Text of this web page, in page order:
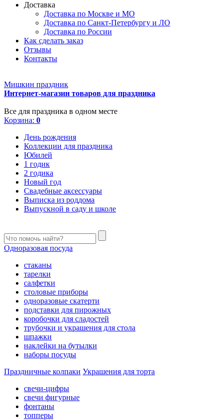
Доставка
Доставка по Москве и МО
Доставка по Санкт-Петербургу и ЛО
Доставка по России
Как сделать заказ
Отзывы
Контакты
Мишкин праздник
Интернет-магазин товаров для праздника
Все для праздника в одном месте
Корзина: 0
День рождения
Коллекции для праздника
Юбилей
1 годик
2 годика
Новый год
Свадебные аксессуары
Выписка из роддома
Выпускной в саду и школе
Одноразовая посуда
стаканы
тарелки
салфетки
столовые приборы
одноразовые скатерти
подставки для пирожных
коробочки для сладостей
трубочки и украшения для стола
шпажки
наклейки на бутылки
наборы посуды
Праздничные колпаки Украшения для торта
свечи-цифры
свечи фигурные
фонтаны
топперы